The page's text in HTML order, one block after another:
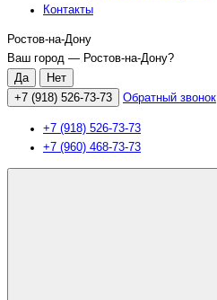
Контакты
Ростов-на-Дону
Ваш город — Ростов-на-Дону?
+7 (918) 526-73-73 Обратный звонок
+7 (918) 526-73-73
+7 (960) 468-73-73